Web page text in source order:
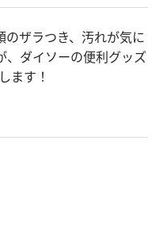
ザラつき、汚れが気に
ダイソーの便利グッズ
ます！